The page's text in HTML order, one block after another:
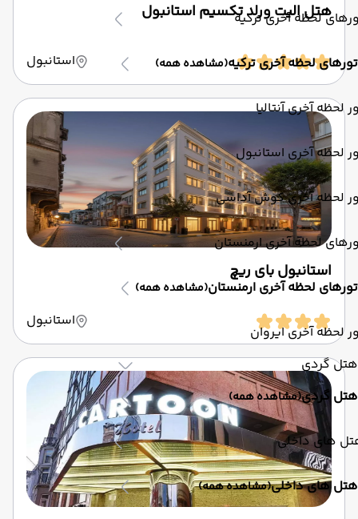
لحظه آخری ترکیه
تورهای لحظه آخری ترکیه(مشاهده همه)
لحظه آخری آنتالیا
لحظه آخری استانبول
لحظه آخری کوش آداسی
لحظه آخری ارمنستان
تورهای لحظه آخری ارمنستان(مشاهده همه)
لحظه آخری ایروان
هتل گردی
هتل گردی(مشاهده همه)
های داخلی
هتل های داخلی(مشاهده همه)
هتل الیت ورلد تکسیم استانبول
استانبول
استانبول بای ریچ
استانبول